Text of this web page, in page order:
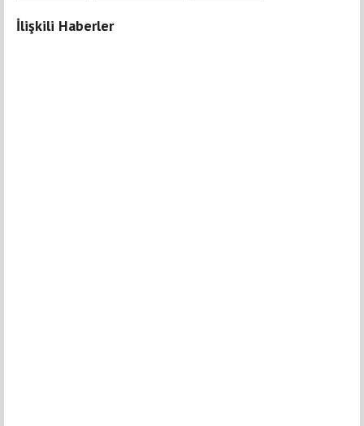
İlişkili Haberler